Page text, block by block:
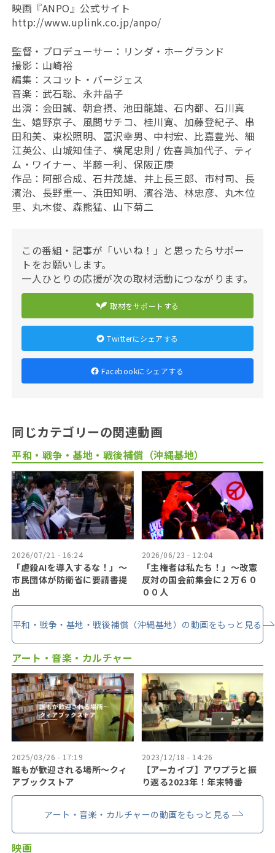
映画『ANPO』公式サイト
http://www.uplink.co.jp/anpo/
監督・プロデューサー：リンダ・ホーグランド
撮影：山崎裕
編集：スコット・バージェス
音楽：武石聡、永井晶子
出演：会田誠、朝倉摂、池田龍雄、石内都、石川真
生、嬉野京子、風間サチコ、桂川寛、加藤登紀子、串
田和美、東松照明、冨沢幸男、中村宏、比嘉豊光、細
江英公、山城知佳子、横尾忠則 / 佐喜眞加代子、ティ
ム・ワイナー、半藤一利、保阪正康
作品：阿部合成、石井茂雄、井上長三郎、市村司、長
濱治、長野重一、浜田知明、濱谷浩、林忠彦、丸木位
里、丸木俊、森熊猛、山下菊二
この番組・記事が「いいね！」と思ったらサポー
トをお願いします。
一人ひとりの応援が次の取材活動につながります。
取材をサポートする
Twitterにシェアする
Facebookにシェアする
同じカテゴリーの関連動画
平和・戦争・基地・戦後補償（沖縄基地）
2026/07/21 - 16:24
「虐殺AIを導入するな！」〜
市民団体が防衛省に要請書提
出
2026/06/23 - 12:04
「主権者は私たち！」〜改憲
反対の国会前集会に２万６０
００人
平和・戦争・基地・戦後補償（沖縄基地）の動画をもっと見る
アート・音楽・カルチャー
2025/03/26 - 17:19
誰もが歓迎される場所〜クィ
アブックストア
2023/12/18 - 14:26
【アーカイブ】アワプラと振
り返る2023年！年末特番
アート・音楽・カルチャーの動画をもっと見る
映画